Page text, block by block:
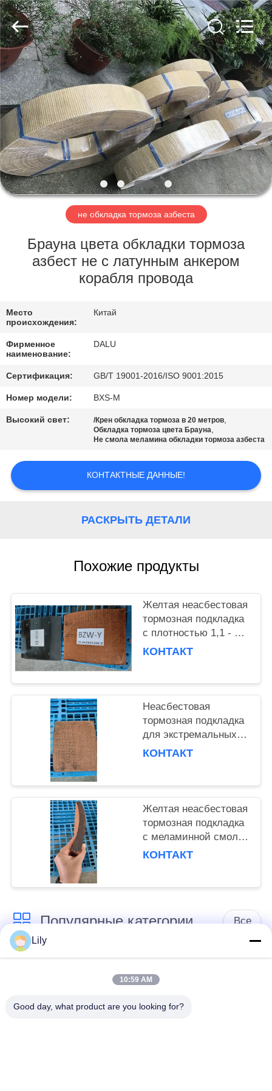
ДОМ
ПРОДУКТЫ
О
НАС
ПУТЕШЕСТВИЕ
ФАБРИКИ
ПРОВЕРКА
КАЧЕСТВА
СВЯЖИТЕСЬ
МЫ
СПРОСИТЕ
ЦИТАТУ
PRIVACY
Ningbo
Xinyan
Friction
Materials
Co.,
Ltd..
All
Rights
Reserved.
не обкладка тормоза азбеста
Брауна цвета обкладки тормоза
азбест не с латунным анкером
корабля провода
Место
происхождения:
Китай
Фирменное
наименование:
DALU
Сертификация: GB/T 19001-2016/ISO 9001:2015
Номер модели: BXS-M
Высокий свет: /Крен обкладка тормоза в 20 метров,
Обкладка тормоза цвета Брауна,
Не смола меламина обкладки тормоза азбеста
КОНТАКТНЫЕ ДАННЫЕ!
РАСКРЫТЬ ДЕТАЛИ
Похожие продукты
Желтая неасбестовая
тормозная подкладка
с плотностью 1,1 - 1,2
г/см3 для тяжелых
КОНТАКТ
Неасбестовая
тормозная подкладка
для экстремальных
температур и
КОНТАКТ
Желтая неасбестовая
тормозная подкладка
с меламинной смолой
для повышения
КОНТАКТ
Популярные категории Все
не обкладка
азбеста
Lily
10:59 AM
Good day, what product are you looking for?